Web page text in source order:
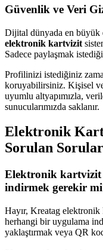
Güvenlik ve Veri
Dijital dünyada en büyük
elektronik kartvizit
Sadece paylaşmak
Profilinizi istediğiniz
koruyabilirsiniz. Kişisel
uyumlu altyapımızla,
sunucularımızda saklanır.
Elektronik
Sorulan Sorular
Elektronik
indirmek gerekir
Hayır, Kreatag
herhangi bir uygulama
yaklaştırmak veya QR